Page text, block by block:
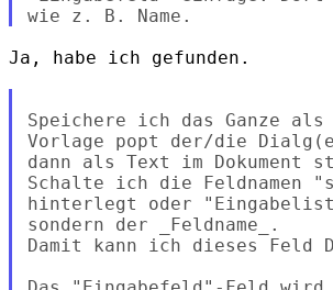
Ja, habe ich gefunden.
Speichere ich das Ganze
Vorlage popt der/die
dann als Text im Dokument
Schalte ich die Feldnamen
hinterlegt oder
sondern der _Feldname_.
Damit kann ich dieses Feld